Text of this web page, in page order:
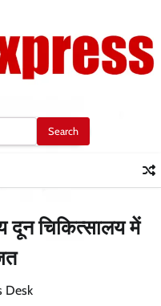
दून चिकित्सालय में
Desk